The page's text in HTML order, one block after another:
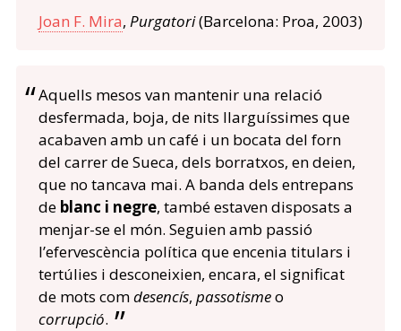
Joan F. Mira, Purgatori(Barcelona: Proa, 2003)
Aquells mesos van mantenir una relació
desfermada, boja, de nits llarguíssimes que
acabaven amb un café i un bocata del forn
del carrer de Sueca, dels borratxos, en deien,
que no tancava mai. A banda dels entrepans
de blanc i negre, també estaven disposats a
menjar-se el món. Seguien amb passió
l’efervescència política que encenia titulars i
tertúlies i desconeixien, encara, el significat
de mots comdesencís, passotismeo
corrupció.